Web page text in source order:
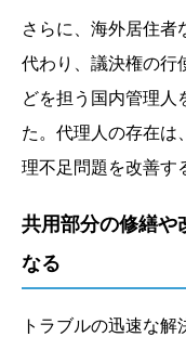
さらに、海外居住者
代わり、議決権の行
どを担う国内管理人
た。代理人の存在は
理不足問題を改善す
共用部分の修繕や
なる
トラブルの迅速な